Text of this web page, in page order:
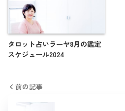
タロット占いラーヤ8月の鑑定
スケジュール2024
前の記事